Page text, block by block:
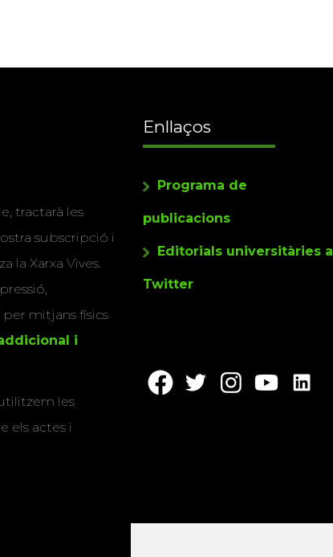
tractarà les
subscripció i
la Xarxa Vives.
mitjans físics
i
les
els actes i
Enllaços
Programa de
publicacions
Editorials universitàries a
Twitter